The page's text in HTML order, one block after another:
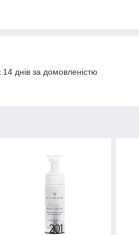
днів за домовленістю